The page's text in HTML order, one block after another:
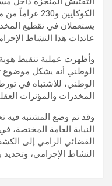
الكوكايين
يستعملان في تقطيع
عائدات هذا النشاط
وأظهرت عملية تنقيط
الوطني أنه يشكل موضوع
الوطني، للاشتباه في
المخدرات والمؤثرات
وقد تم وضع المشتبه فيه
النيابة العامة
القضائي الرامي إلى
النشاط الإجرامي،